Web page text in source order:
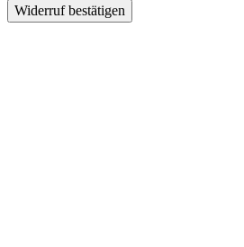
Widerruf bestätigen